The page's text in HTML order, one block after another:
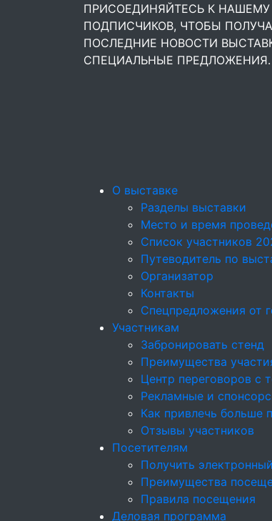
ПРИСОЕДИНЯЙТЕСЬ К
ПОДПИСЧИКОВ, ЧТОБЫ
ПОСЛЕДНИЕ НОВОСТИ
СПЕЦИАЛЬНЫЕ ПРЕДЛОЖЕНИЯ.
О выставке
Разделы выставки
Место и время
Список участников
Путеводитель по
Организатор
Контакты
Спецпредложения от
Участникам
Забронировать стенд
Преимущества
Центр переговоров с
Рекламные и
Как привлечь больше
Отзывы участников
Посетителям
Получить
Преимущества
Правила посещения
Деловая программа